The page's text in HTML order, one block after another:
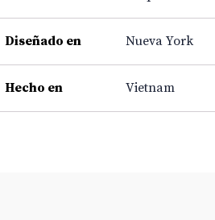
Diseñado en Nueva York
Hecho en Vietnam